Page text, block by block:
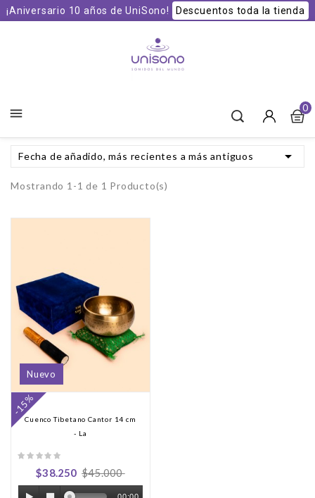
¡Aniversario 10 años de UniSono! Descuentos toda la tienda
 0
Fecha de añadido, más recientes a más antiguos 
Mostrando 1-1 de 1 Producto(s)
Nuevo
Cuenco Tibetano Cantor 14 cm
- La
$38.250 $45.000
-15%